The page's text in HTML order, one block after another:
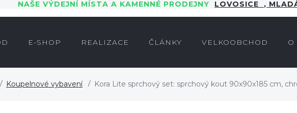
NAŠE VÝDEJNÍ MÍSTA A KAMENNÉ PRODEJNY LOVOSICE ,
E-SHOP REALIZACE ČLÁNKY VELKOOBCHOD O
Koupelnové vybavení Kora Lite sprchový set: sprchový kout 90x90x185 cm,